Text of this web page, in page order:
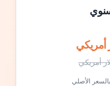
أمريكي
أمريكي